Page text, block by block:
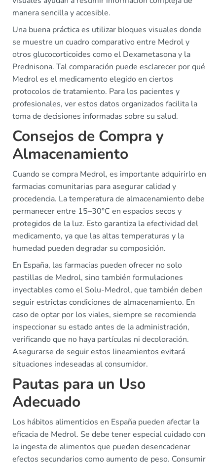
manera sencilla y accesible.
Una buena práctica es utilizar bloques visuales donde
se muestre un cuadro comparativo entre Medrol y
otros glucocorticoides como el Dexametasona y la
Prednisona. Tal comparación puede esclarecer por qué
Medrol es el medicamento elegido en ciertos
protocolos de tratamiento. Para los pacientes y
profesionales, ver estos datos organizados facilita la
toma de decisiones informadas sobre su salud.
Consejos de Compra y
Almacenamiento
Cuando se compra Medrol, es importante adquirirlo en
farmacias comunitarias para asegurar calidad y
procedencia. La temperatura de almacenamiento debe
permanecer entre 15–30°C en espacios secos y
protegidos de la luz. Esto garantiza la efectividad del
medicamento, ya que las altas temperaturas y la
humedad pueden degradar su composición.
En España, las farmacias pueden ofrecer no solo
pastillas de Medrol, sino también formulaciones
inyectables como el Solu-Medrol, que también deben
seguir estrictas condiciones de almacenamiento. En
caso de optar por los viales, siempre se recomienda
inspeccionar su estado antes de la administración,
verificando que no haya partículas ni decoloración.
Asegurarse de seguir estos lineamientos evitará
situaciones indeseadas al consumidor.
Pautas para un Uso
Adecuado
Los hábitos alimenticios en España pueden afectar la
eficacia de Medrol. Se debe tener especial cuidado con
la ingesta de alimentos que pueden desencadenar
efectos secundarios como aumento de peso. Consumir